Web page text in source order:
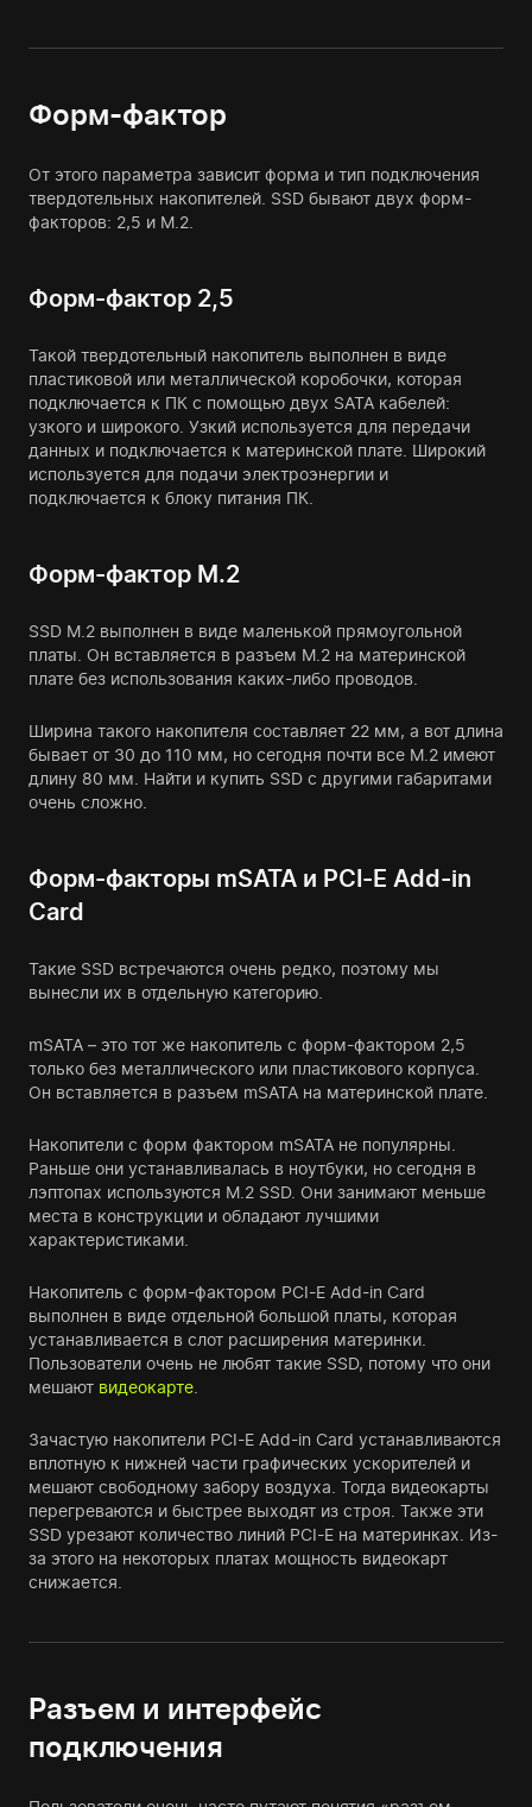
Форм-фактор
От этого параметра зависит форма и тип подключения
твердотельных накопителей. SSD бывают двух форм-
факторов: 2,5 и M.2.
Форм-фактор 2,5
Такой твердотельный накопитель выполнен в виде
пластиковой или металлической коробочки, которая
подключается к ПК с помощью двух SATA кабелей:
узкого и широкого. Узкий используется для передачи
данных и подключается к материнской плате. Широкий
используется для подачи электроэнергии и
подключается к блоку питания ПК.
Форм-фактор M.2
SSD M.2 выполнен в виде маленькой прямоугольной
платы. Он вставляется в разъем M.2 на материнской
плате без использования каких-либо проводов.
Ширина такого накопителя составляет 22 мм, а вот длина
бывает от 30 до 110 мм, но сегодня почти все M.2 имеют
длину 80 мм. Найти и купить SSD с другими габаритами
очень сложно.
Форм-факторы mSATA и PCI-E Add-in
Card
Такие SSD встречаются очень редко, поэтому мы
вынесли их в отдельную категорию.
mSATA – это тот же накопитель с форм-фактором 2,5
только без металлического или пластикового корпуса.
Он вставляется в разъем mSATA на материнской плате.
Накопители с форм фактором mSATA не популярны.
Раньше они устанавливалась в ноутбуки, но сегодня в
лэптопах используются M.2 SSD. Они занимают меньше
места в конструкции и обладают лучшими
характеристиками.
Накопитель с форм-фактором PCI-E Add-in Card
выполнен в виде отдельной большой платы, которая
устанавливается в слот расширения материнки.
Пользователи очень не любят такие SSD, потому что они
мешают видеокарте
Зачастую накопители PCI-E Add-in Card устанавливаются
вплотную к нижней части графических ускорителей и
мешают свободному забору воздуха. Тогда видеокарты
перегреваются и быстрее выходят из строя. Также эти
SSD урезают количество линий PCI-E на материнках. Из-
за этого на некоторых платах мощность видеокарт
снижается.
Разъем и интерфейс
подключения